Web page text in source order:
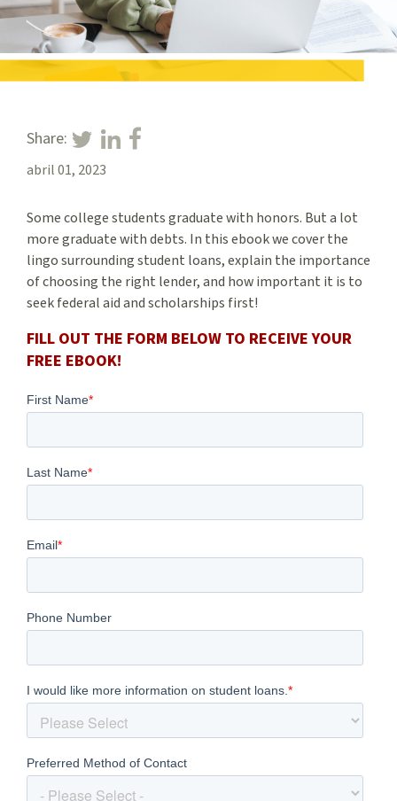
Share:
abril 01, 2023
Some college students graduate with honors. But a lot
more graduate with debts. In this ebook we cover the
lingo surrounding student loans, explain the importance
of choosing the right lender, and how important it is to
seek federal aid and scholarships first!
FILL OUT THE FORM BELOW TO RECEIVE YOUR
FREE EBOOK!